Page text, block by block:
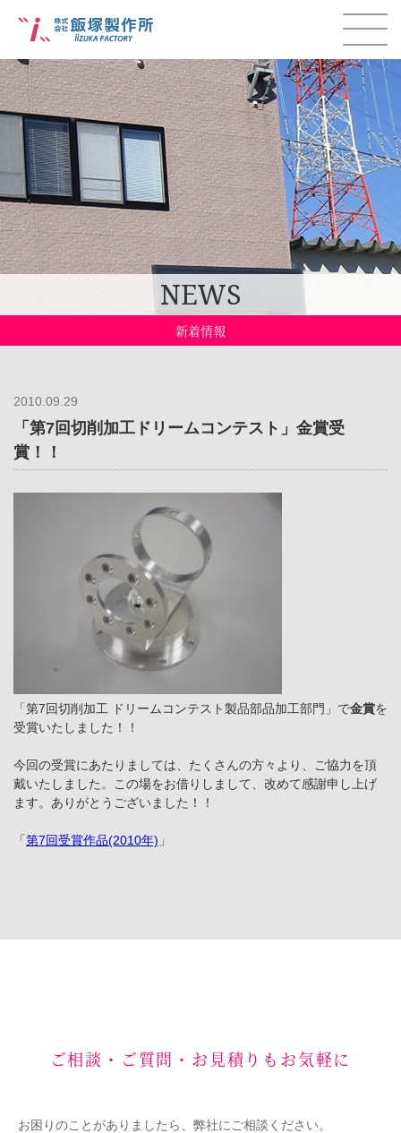
NEWS
新着情報
2010.09.29
「第7回切削加工ドリームコンテスト」金賞受
賞！！
「第7回切削加工 ドリームコンテスト製品部品加工部門」で金賞を
受賞いたしました！！
今回の受賞にあたりましては、たくさんの方々より、ご協力を頂
戴いたしました。この場をお借りしまして、改めて感謝申し上げ
ます。ありがとうございました！！
「 第7回受賞作品(2010年) 」
ご相談・ご質問・お見積りもお気軽に
お困りのことがありましたら、弊社にご相談ください。